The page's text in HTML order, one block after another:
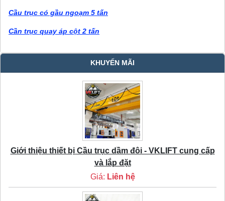
Cầu trục có gầu ngoạm 5 tấn
Cần trục quay áp cột 2 tấn
KHUYẾN MÃI
Giới thiệu thiết bị Cầu trục dầm đôi - VKLIFT cung cấp
và lắp đặt
Giá: Liên hệ